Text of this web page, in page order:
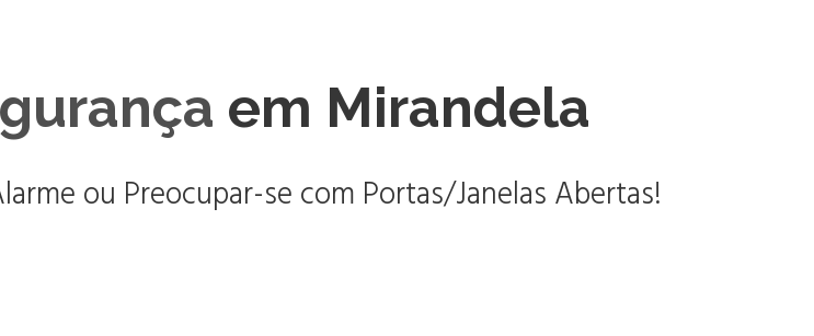
em Mirandela
ou Preocupar-se com Portas/Janelas Abertas!